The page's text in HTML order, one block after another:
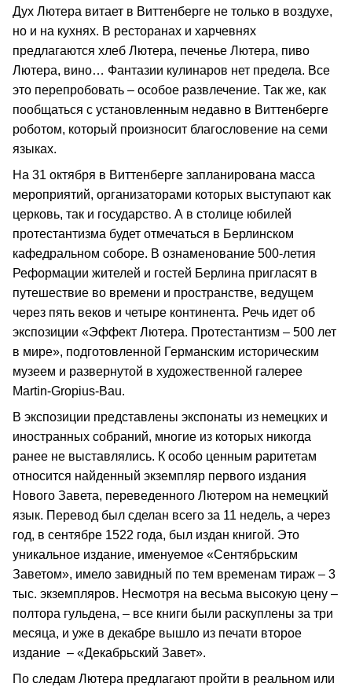
Дух Лютера витает в Виттенберге не только в воздухе,
но и на кухнях. В ресторанах и харчевнях
предлагаются хлеб Лютера, печенье Лютера, пиво
Лютера, вино… Фантазии кулинаров нет предела. Все
это перепробовать – особое развлечение. Так же, как
пообщаться с установленным недавно в Виттенберге
роботом, который произносит благословение на семи
языках.
На 31 октября в Виттенберге запланирована масса
мероприятий, организаторами которых выступают как
церковь, так и государство. А в столице юбилей
протестантизма будет отмечаться в Берлинском
кафедральном соборе. В ознаменование 500-летия
Реформации жителей и гостей Берлина пригласят в
путешествие во времени и пространстве, ведущем
через пять веков и четыре континента. Речь идет об
экспозиции «Эффект Лютера. Протестантизм – 500 лет
в мире», подготовленной Германским историческим
музеем и развернутой в художественной галерее
Martin-Gropius-Bau.
В экспозиции представлены экспонаты из немецких и
иностранных собраний, многие из которых никогда
ранее не выставлялись. К особо ценным раритетам
относится найденный экземпляр первого издания
Нового Завета, переведенного Лютером на немецкий
язык. Перевод был сделан всего за 11 недель, а через
год, в сентябре 1522 года, был издан книгой. Это
уникальное издание, именуемое «Сентябрьским
Заветом», имело завидный по тем временам тираж – 3
тыс. экземпляров. Несмотря на весьма высокую цену –
полтора гульдена, – все книги были раскуплены за три
месяца, и уже в декабре вышло из печати второе
издание – «Декабрьский Завет».
По следам Лютера предлагают пройти в реальном или